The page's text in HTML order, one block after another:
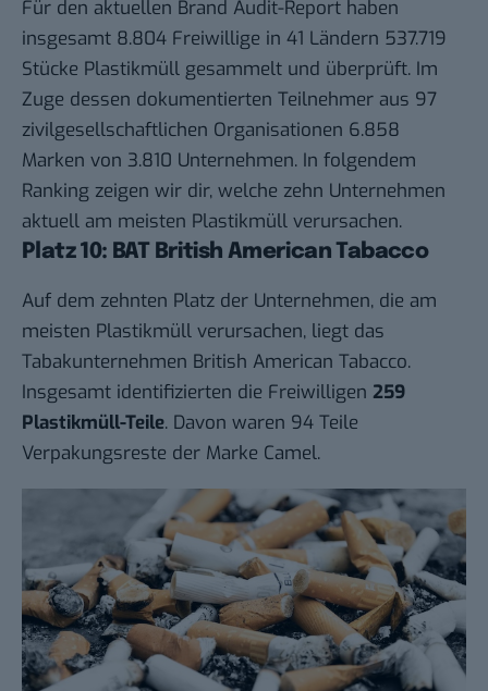
Für den aktuellen Brand Audit-Report haben
insgesamt 8.804 Freiwillige in 41 Ländern 537.719
Stücke Plastikmüll gesammelt und überprüft. Im
Zuge dessen dokumentierten Teilnehmer aus 97
zivilgesellschaftlichen Organisationen 6.858
Marken von 3.810 Unternehmen. In folgendem
Ranking zeigen wir dir, welche zehn Unternehmen
aktuell am meisten Plastikmüll verursachen.
Platz 10: BAT British American Tabacco
Auf dem zehnten Platz der Unternehmen, die am
meisten Plastikmüll verursachen, liegt das
Tabakunternehmen British American Tabacco.
Insgesamt identifizierten die Freiwilligen 259
Plastikmüll-Teile. Davon waren 94 Teile
Verpakungsreste der Marke Camel.